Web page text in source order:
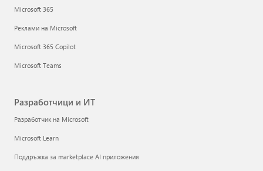
Microsoft 365
Реклами на Microsoft
Microsoft 365 Copilot
Microsoft Teams
Разработчици и ИТ
Разработчик на Microsoft
Microsoft Learn
Поддръжка за marketplace AI приложения